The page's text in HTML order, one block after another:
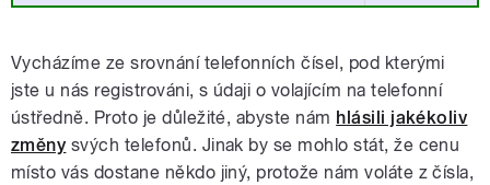
Vycházíme ze srovnání telefonních čísel, pod kterými
jste u nás registrováni, s údaji o volajícím na telefonní
ústředně. Proto je důležité, abyste nám hlásili jakékoliv
změny svých telefonů. Jinak by se mohlo stát, že cenu
místo vás dostane někdo jiný, protože nám voláte z čísla,